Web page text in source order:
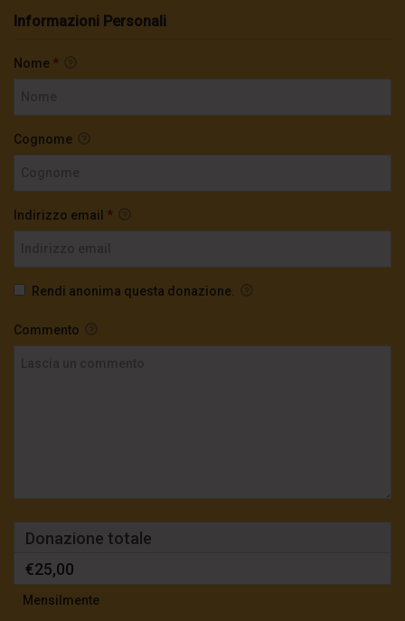
Informazioni Personali
Nome *
Cognome
Indirizzo email *
Rendi anonima questa donazione.
Commento
Donazione totale
€25,00
Mensilmente